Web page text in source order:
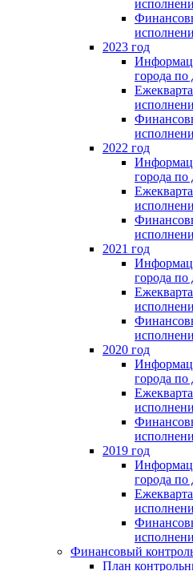
2023 год
города по
2022 год
города по
2021 год
города по
2020 год
города по
2019 год
города по
Финансовый
План